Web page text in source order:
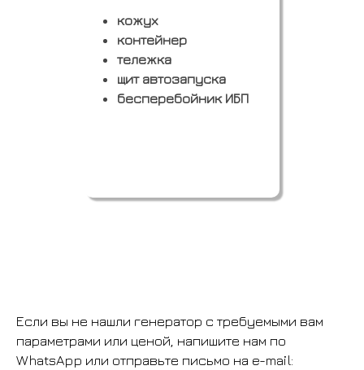
кожух
контейнер
тележка
щит автозапуска
бесперебойник ИБП
Если вы не нашли генератор с требуемыми вам
параметрами или ценой, напишите нам по
WhatsApp или отправьте письмо на e-mail: